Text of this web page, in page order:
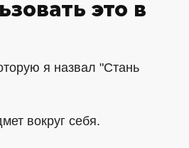
это в
я назвал "Стань
вокруг себя.